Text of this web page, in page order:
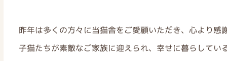
昨年は多くの方々に当猫舎をご愛顧いただき、心より感
子猫たちが素敵なご家族に迎えられ、幸せに暮らしてい